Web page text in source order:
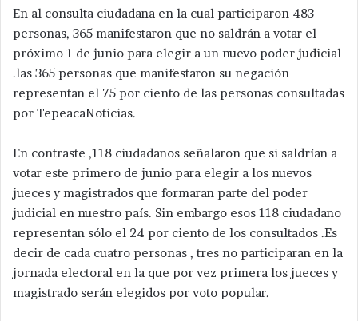
En al consulta ciudadana en la cual participaron 483
personas, 365 manifestaron que no saldrán a votar el
próximo 1 de junio para elegir a un nuevo poder judicial
.las 365 personas que manifestaron su negación
representan el 75 por ciento de las personas consultadas
por TepeacaNoticias.
En contraste ,118 ciudadanos señalaron que si saldrían a
votar este primero de junio para elegir a los nuevos
jueces y magistrados que formaran parte del poder
judicial en nuestro país. Sin embargo esos 118 ciudadano
representan sólo el 24 por ciento de los consultados .Es
decir de cada cuatro personas , tres no participaran en la
jornada electoral en la que por vez primera los jueces y
magistrado serán elegidos por voto popular.